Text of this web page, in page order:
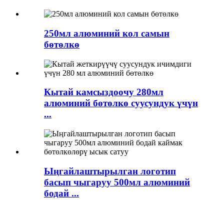
250мл алюминий кол самын
бөтөлкө
Кытай камсыздоочу 280мл
алюминий бөтөлкө суусундук үчүн
...
Ыңгайлаштырылган логотип
басып чыгаруу 500мл алюминий
бодай ...